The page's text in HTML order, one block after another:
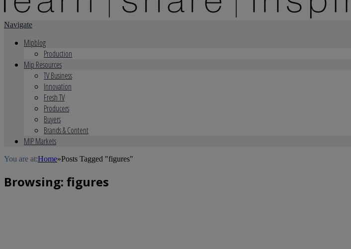
Navigate
Mipblog
Production
Mip Resources
TV Business
Innovation
Fresh TV
Producers
Buyers
Brands & Content
MIP Markets
You are at:Home»Posts Tagged "figures"
Browsing: figures